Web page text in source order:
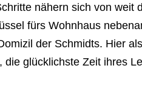
nähern sich von
fürs Wohnhaus
der Schmidts. Hier
die glücklichste Zeit ihres